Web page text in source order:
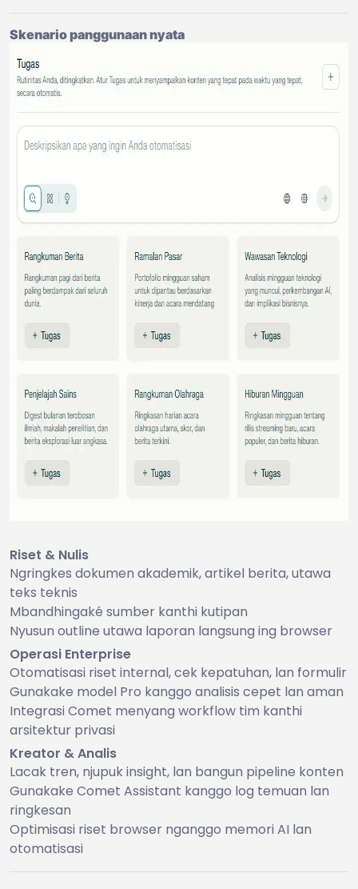
Skenario panggunaan nyata
Riset & Nulis
Ngringkes dokumen akademik, artikel berita, utawa
teks teknis
Mbandhingaké sumber kanthi kutipan
Nyusun outline utawa laporan langsung ing browser
Operasi Enterprise
Otomatisasi riset internal, cek kepatuhan, lan formulir
Gunakake model Pro kanggo analisis cepet lan aman
Integrasi Comet menyang workflow tim kanthi
arsitektur privasi
Kreator & Analis
Lacak tren, njupuk insight, lan bangun pipeline konten
Gunakake Comet Assistant kanggo log temuan lan
ringkesan
Optimisasi riset browser nganggo memori AI lan
otomatisasi